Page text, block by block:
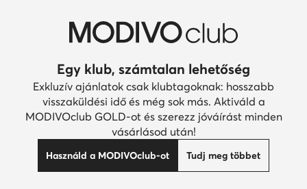
Egy klub, számtalan lehetőség
Exkluzív ajánlatok csak klubtagoknak: hosszabb
visszaküldési idő és még sok más. Aktiváld a
MODIVOclub GOLD-ot és szerezz jóváírást minden
vásárlásod után!
Használd a MODIVOclub-ot Tudj meg többet